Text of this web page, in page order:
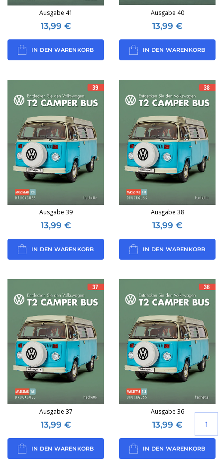
Ausgabe 41
13,99 €
IN DEN WARENKORB
Ausgabe 40
13,99 €
IN DEN WARENKORB
Ausgabe 39
13,99 €
IN DEN WARENKORB
Ausgabe 38
13,99 €
IN DEN WARENKORB
Ausgabe 37
13,99 €
IN DEN WARENKORB
Ausgabe 36
13,99 €
IN DEN WARENKORB
↑